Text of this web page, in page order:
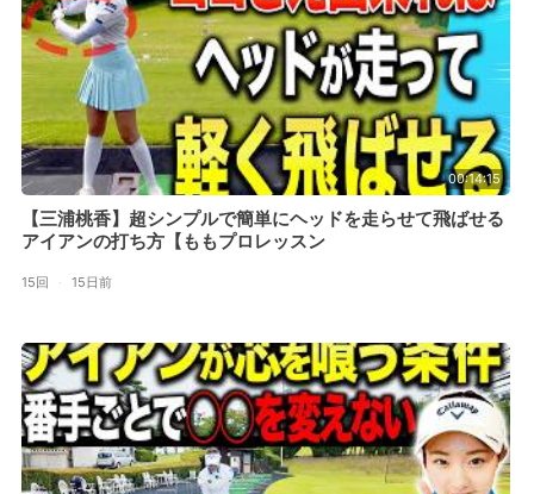
00:14:15
【三浦桃香】超シンプルで簡単にヘッドを走らせて飛ばせる
アイアンの打ち方【ももプロレッスン
15回 · 15日前